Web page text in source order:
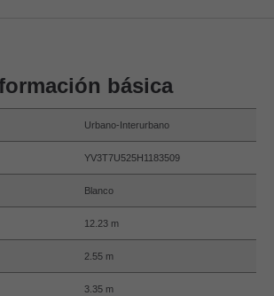
básica
Urbano-Interurbano
YV3T7U525H1183509
Blanco
12.23 m
2.55 m
3.35 m